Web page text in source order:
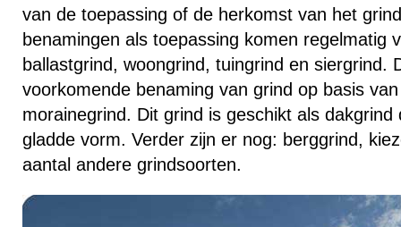
van de toepassing of de herkomst van het
benamingen als toepassing komen regelmatig
ballastgrind, woongrind, tuingrind en siergrind.
voorkomende benaming van grind op basis
morainegrind. Dit grind is geschikt als dakgrind
gladde vorm. Verder zijn er nog: berggrind,
aantal andere grindsoorten.